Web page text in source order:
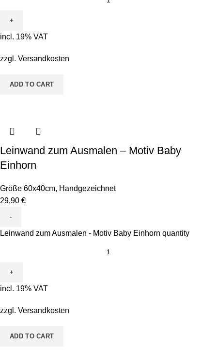
incl. 19% VAT
zzgl. Versandkosten
ADD TO CART
Leinwand zum Ausmalen – Motiv Baby
Einhorn
Größe 60x40cm, Handgezeichnet
29,90 €
Leinwand zum Ausmalen - Motiv Baby Einhorn quantity
incl. 19% VAT
zzgl. Versandkosten
ADD TO CART